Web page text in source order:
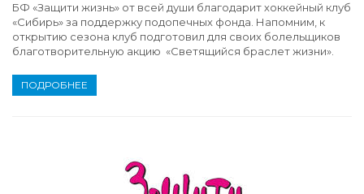
БФ «Защити жизнь» от всей души благодарит хоккейный клуб
«Сибирь» за поддержку подопечных фонда. Напомним, к
открытию сезона клуб подготовил для своих болельщиков
благотворительную акцию «Светящийся браслет жизни».
ПОДРОБНЕЕ